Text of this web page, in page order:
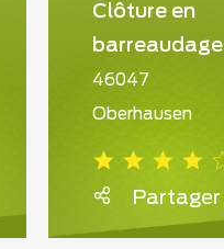
Clôture en
barreaudage
46047
Oberhausen
Partager